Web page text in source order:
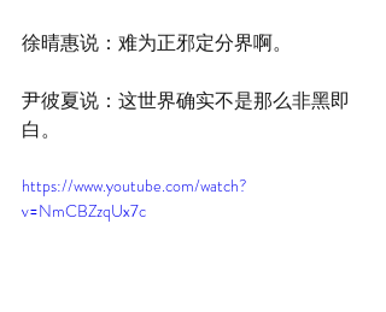
徐晴惠说：难为正邪定分界啊。
尹彼夏说：这世界确实不是那么非黑即
白。
https://www.youtube.com/watch?
v=NmCBZzqUx7c